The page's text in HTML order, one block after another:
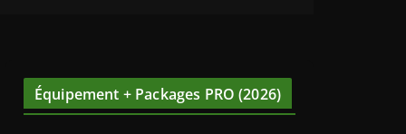
Équipement + Packages PRO (2026)